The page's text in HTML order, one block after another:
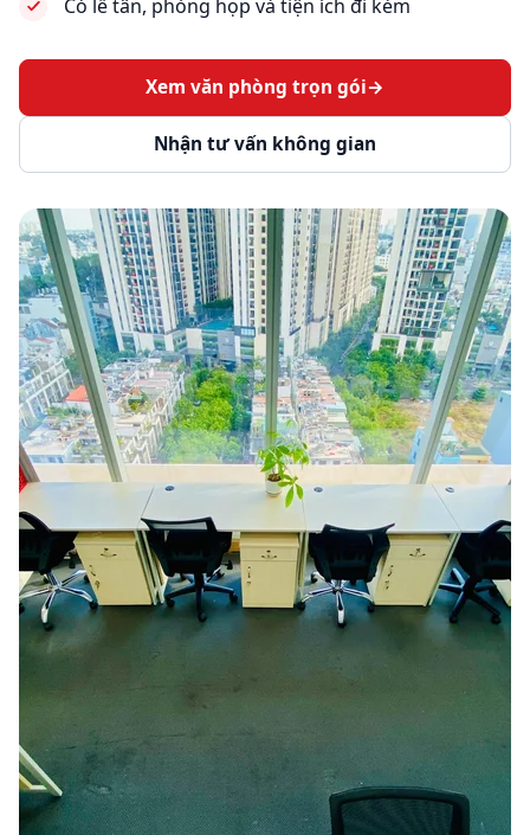
Có lễ tân, phòng họp và tiện ích đi kèm
Xem văn phòng trọn gói→
Nhận tư vấn không gian